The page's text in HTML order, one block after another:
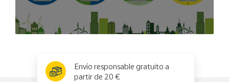
Envío responsable gratuito a
partir de 20 €